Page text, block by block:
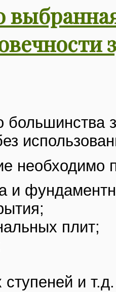
большинства
необходимо
и
плит;
и т.д.